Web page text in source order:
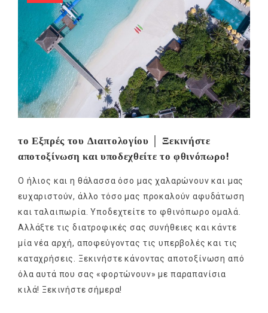
το Εξπρές του Διαιτολογίου │ Ξεκινήστε
αποτοξίνωση και υποδεχθείτε το φθινόπωρο!
Ο ήλιος και η θάλασσα όσο μας χαλαρώνουν και μας
ευχαριστούν, άλλο τόσο μας προκαλούν αφυδάτωση
και ταλαιπωρία. Υποδεχτείτε το φθινόπωρο ομαλά.
Αλλάξτε τις διατροφικές σας συνήθειες και κάντε
μία νέα αρχή, αποφεύγοντας τις υπερβολές και τις
καταχρήσεις. Ξεκινήστε κάνοντας αποτοξίνωση από
όλα αυτά που σας «φορτώνουν» με παραπανίσια
κιλά! Ξεκινήστε σήμερα!